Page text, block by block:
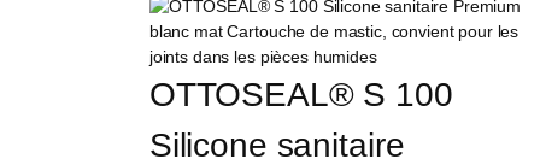
OTTOSEAL® S 100
Silicone sanitaire